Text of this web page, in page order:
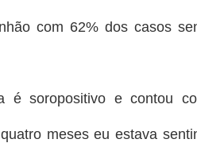
com 62% dos casos
é soropositivo e contou
meses eu estava